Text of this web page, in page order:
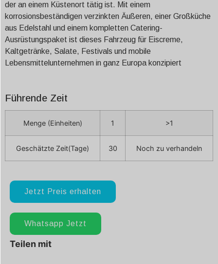
der an einem Küstenort tätig ist. Mit einem
korrosionsbeständigen verzinkten Äußeren, einer Großküche
aus Edelstahl und einem kompletten Catering-
Ausrüstungspaket ist dieses Fahrzeug für Eiscreme,
Kaltgetränke, Salate, Festivals und mobile
Lebensmittelunternehmen in ganz Europa konzipiert
Führende Zeit
Menge (Einheiten) 1 >1
Geschätzte Zeit(Tage) 30 Noch zu verhandeln
Jetzt Preis erhalten
Whatsapp Jetzt
Teilen mit